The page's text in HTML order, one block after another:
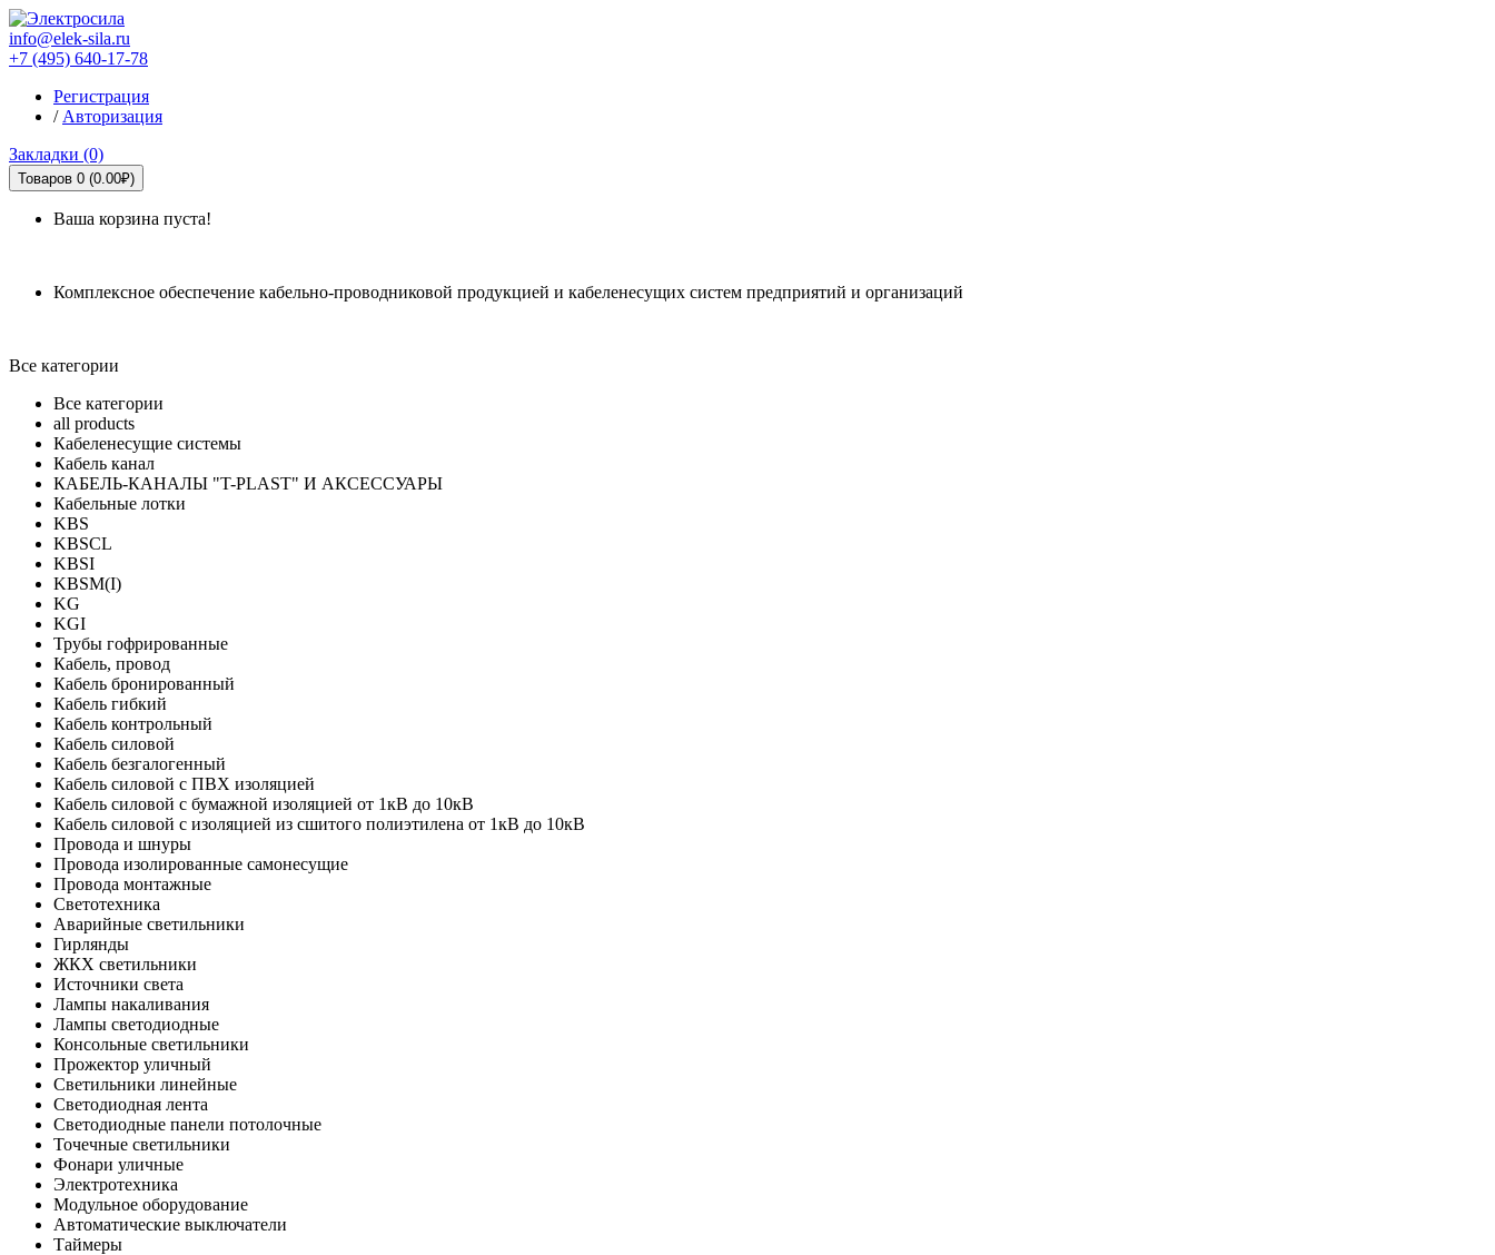
info@elek-sila.ru
+7 (495) 640-17-78
Регистрация
/ Авторизация
Закладки (0)
Товаров 0 (0.00₽)
Ваша корзина пуста!
Комплексное обеспечение кабельно-проводниковой продукцией и кабеленесущих систем предприятий и организаций
Все категории
Все категории
all products
Кабеленесущие системы
Кабель канал
КАБЕЛЬ-КАНАЛЫ "T-PLAST" И АКСЕССУАРЫ
Кабельные лотки
KBS
KBSCL
KBSI
KBSM(I)
KG
KGI
Трубы гофрированные
Кабель, провод
Кабель бронированный
Кабель гибкий
Кабель контрольный
Кабель силовой
Кабель безгалогенный
Кабель силовой с ПВХ изоляцией
Кабель силовой с бумажной изоляцией от 1кВ до 10кВ
Кабель силовой с изоляцией из сшитого полиэтилена от 1кВ до 10кВ
Провода и шнуры
Провода изолированные самонесущие
Провода монтажные
Светотехника
Аварийные светильники
Гирлянды
ЖКХ светильники
Источники света
Лампы накаливания
Лампы светодиодные
Консольные светильники
Прожектор уличный
Светильники линейные
Светодиодная лента
Светодиодные панели потолочные
Точечные светильники
Фонари уличные
Электротехника
Модульное оборудование
Автоматические выключатели
Таймеры